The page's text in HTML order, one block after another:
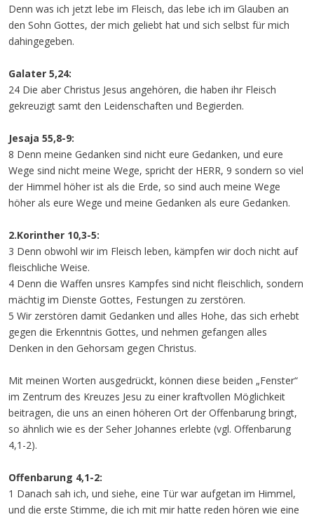
Denn was ich jetzt lebe im Fleisch, das lebe ich im Glauben an
den Sohn Gottes, der mich geliebt hat und sich selbst für mich
dahingegeben.
Galater 5,24:
24 Die aber Christus Jesus angehören, die haben ihr Fleisch
gekreuzigt samt den Leidenschaften und Begierden.
Jesaja 55,8-9:
8 Denn meine Gedanken sind nicht eure Gedanken, und eure
Wege sind nicht meine Wege, spricht der HERR, 9 sondern so viel
der Himmel höher ist als die Erde, so sind auch meine Wege
höher als eure Wege und meine Gedanken als eure Gedanken.
2.Korinther 10,3-5:
3 Denn obwohl wir im Fleisch leben, kämpfen wir doch nicht auf
fleischliche Weise.
4 Denn die Waffen unsres Kampfes sind nicht fleischlich, sondern
mächtig im Dienste Gottes, Festungen zu zerstören.
5 Wir zerstören damit Gedanken und alles Hohe, das sich erhebt
gegen die Erkenntnis Gottes, und nehmen gefangen alles
Denken in den Gehorsam gegen Christus.
Mit meinen Worten ausgedrückt, können diese beiden „Fenster“
im Zentrum des Kreuzes Jesu zu einer kraftvollen Möglichkeit
beitragen, die uns an einen höheren Ort der Offenbarung bringt,
so ähnlich wie es der Seher Johannes erlebte (vgl. Offenbarung
4,1-2).
Offenbarung 4,1-2:
1 Danach sah ich, und siehe, eine Tür war aufgetan im Himmel,
und die erste Stimme, die ich mit mir hatte reden hören wie eine